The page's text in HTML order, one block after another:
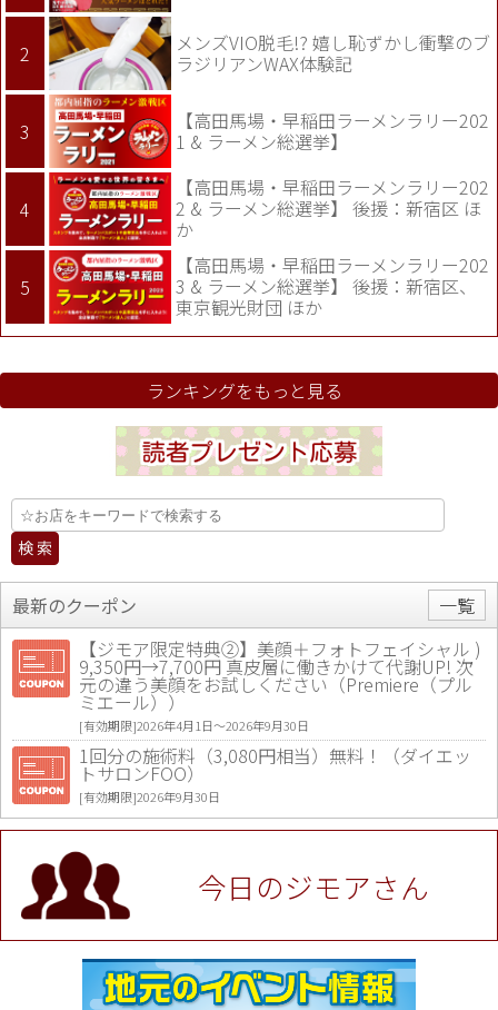
メンズVIO脱毛!? 嬉し恥ずかし衝撃のブ
ラジリアンWAX体験記
【高田馬場・早稲田ラーメンラリー202
1 & ラーメン総選挙】
【高田馬場・早稲田ラーメンラリー202
2 & ラーメン総選挙】 後援：新宿区 ほ
か
【高田馬場・早稲田ラーメンラリー202
3 & ラーメン総選挙】 後援：新宿区、
東京観光財団 ほか
ランキングをもっと見る
最新のクーポン
一覧
【ジモア限定特典②】美顔＋フォトフェイシャル )
9,350円→7,700円 真皮層に働きかけて代謝UP! 次
元の違う美顔をお試しください（Premiere（プル
ミエール））
[有効期限]2026年4月1日〜2026年9月30日
1回分の施術料（3,080円相当）無料！（ダイエッ
トサロンFOO）
[有効期限]2026年9月30日
値段提示後「ジモア見た」で更に買い取り金額 U
P！※チケットと新品商品は除く（大黒屋 高田馬場
駅前店）
[有効期限]2026年9月30日
★ジモア限定特典★ お会計より全品5％OFF（ナチ
ュラル＆ハンドメイドショップ［マキマキ］）
[有効期限]2026年9月30日まで
【ジモア限定①】初回割引 特価 VIO脱毛11,000円
今日のジモアさん